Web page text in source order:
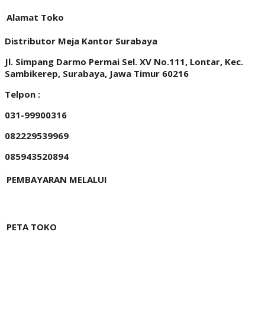
Alamat Toko
Distributor Meja Kantor Surabaya
Jl. Simpang Darmo Permai Sel. XV No.111, Lontar, Kec.
Sambikerep, Surabaya, Jawa Timur 60216
Telpon :
031-99900316
082229539969
085943520894
PEMBAYARAN MELALUI
PETA TOKO